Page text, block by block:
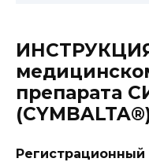
препарата